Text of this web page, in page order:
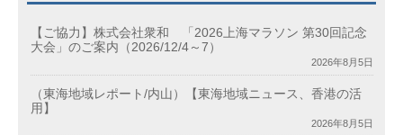
【ご協力】株式会社衆和 「2026上海マラソン 第30回記念
大会」のご案内（2026/12/4～7）
2026年8月5日
（東海地域レポート/内山）【東海地域ニュース、香港の活
用】
2026年8月5日